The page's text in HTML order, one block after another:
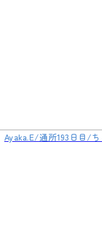
Ayaka.E/通所193日目/